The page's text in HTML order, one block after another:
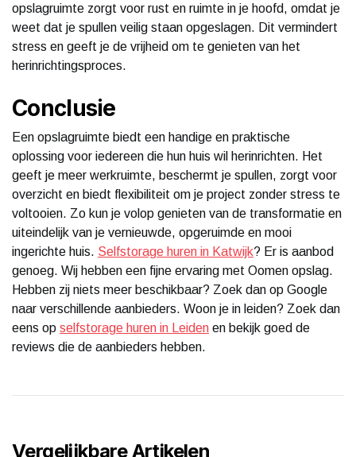
opslagruimte zorgt voor rust en ruimte in je hoofd, omdat je
weet dat je spullen veilig staan opgeslagen. Dit vermindert
stress en geeft je de vrijheid om te genieten van het
herinrichtingsproces.
Conclusie
Een opslagruimte biedt een handige en praktische
oplossing voor iedereen die hun huis wil herinrichten. Het
geeft je meer werkruimte, beschermt je spullen, zorgt voor
overzicht en biedt flexibiliteit om je project zonder stress te
voltooien. Zo kun je volop genieten van de transformatie en
uiteindelijk van je vernieuwde, opgeruimde en mooi
ingerichte huis. Selfstorage huren in Katwijk? Er is aanbod
genoeg. Wij hebben een fijne ervaring met Oomen opslag.
Hebben zij niets meer beschikbaar? Zoek dan op Google
naar verschillende aanbieders. Woon je in leiden? Zoek dan
eens op selfstorage huren in Leiden en bekijk goed de
reviews die de aanbieders hebben.
Vergelijkbare Artikelen